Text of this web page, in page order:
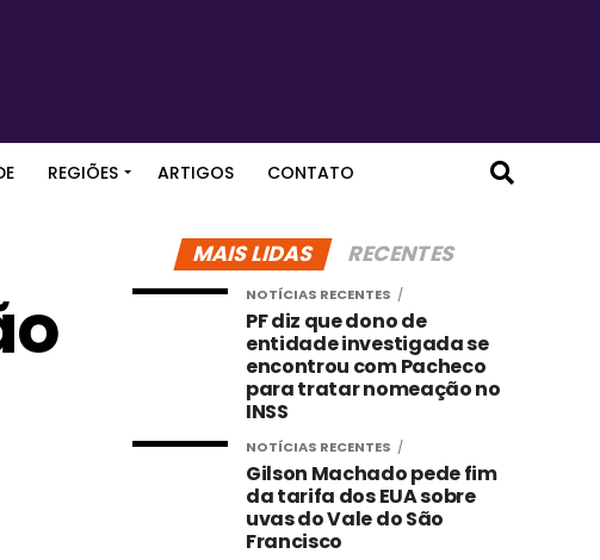
REGIÕES ARTIGOS CONTATO
MAIS LIDAS RECENTES
NOTÍCIAS RECENTES
PF diz que dono de
entidade investigada se
encontrou com Pacheco
para tratar nomeação no
INSS
NOTÍCIAS RECENTES
Gilson Machado pede fim
da tarifa dos EUA sobre
uvas do Vale do São
Francisco